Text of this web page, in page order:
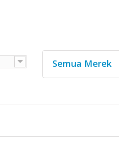
Semua Merek